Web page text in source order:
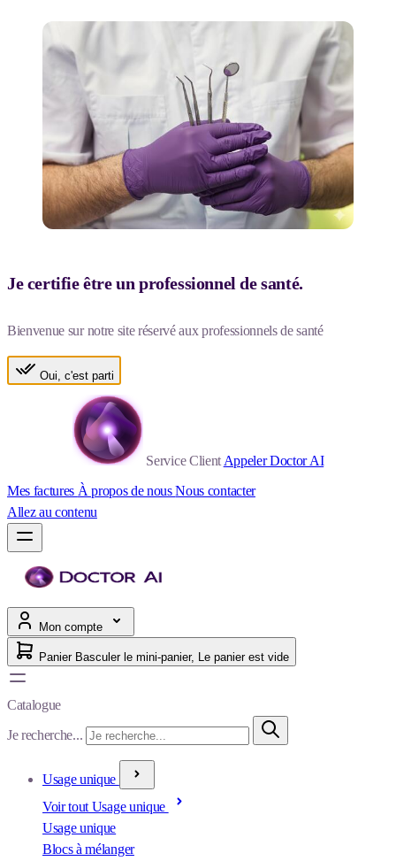
Je certifie être un professionnel de santé.
Bienvenue sur notre site réservé aux professionnels de santé
Oui, c'est parti
Service Client Appeler Doctor AI
Mes factures À propos de nousNous contacter
Allez au contenu
Mon compte
Panier Basculer le mini-panier, Le panier est vide
Catalogue
Je recherche...
Usage unique
Voir tout Usage unique
Usage unique
Blocs à mélanger